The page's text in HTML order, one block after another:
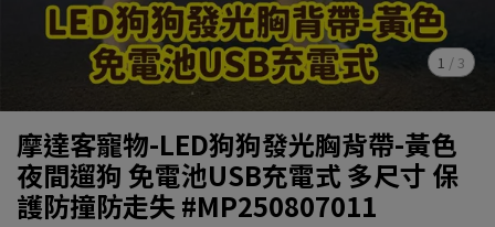
1 / 3
摩達客寵物-LED狗狗發光胸背帶-黃色
夜間遛狗 免電池USB充電式 多尺寸 保
護防撞防走失 #MP250807011